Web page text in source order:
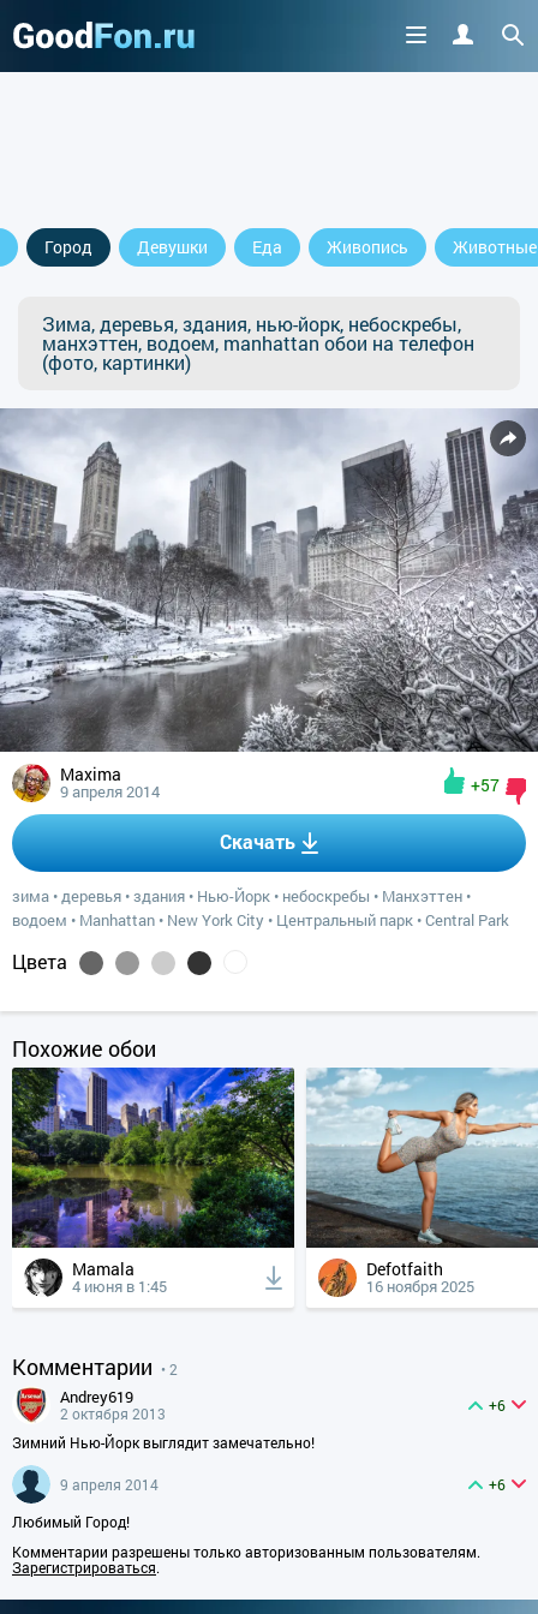
Город Девушки Еда Живопись Животные
Зима, деревья, здания, нью-йорк, небоскребы,
манхэттен, водоем, manhattan обои на телефон
(фото, картинки)
Maxima
9 апреля 2014 +57
Скачать
зима •деревья •здания • Нью-Йорк • небоскребы • Манхэттен •
водоем • Manhattan • New York City • Центральный парк •Central Park
Цвета
Похожие обои
Mamala
4 июня в 1:45
Defotfaith
16 ноября 2025
Комментарии • 2
andrey619
2 октября 2013
+6
Зимний Нью-Йорк выглядит замечательно!
9 апреля 2014
+6
Любимый Город!
Комментарии разрешены только авторизованным пользователям.
Зарегистрироваться.